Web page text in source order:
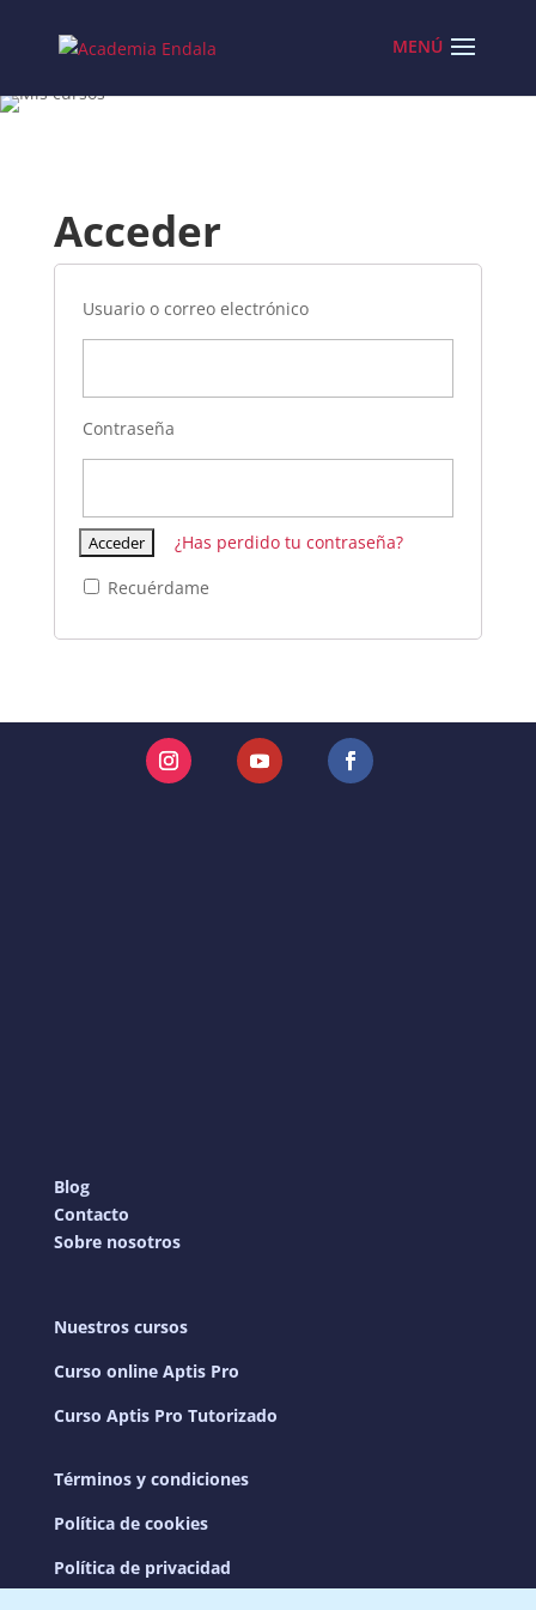
content
Acceder
Usuario o correo electrónico
Contraseña
¿Has perdido tu contraseña?
Recuérdame
Instagram YouTube Facebook
Blog
Contacto
Sobre nosotros
Nuestros cursos
Curso online Aptis Pro
Curso Aptis Pro Tutorizado
Términos y condiciones
Política de cookies
Política de privacidad